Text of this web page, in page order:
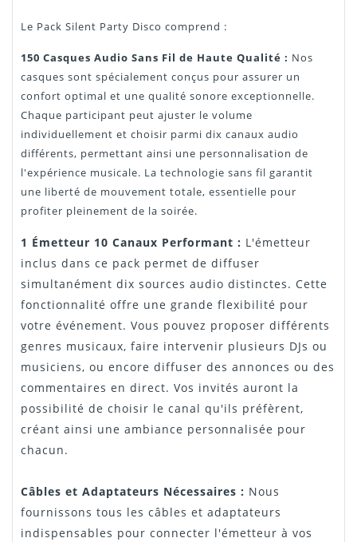
Le Pack Silent Party Disco comprend :
150 Casques Audio Sans Fil de Haute Qualité : Nos
casques sont spécialement conçus pour assurer un
confort optimal et une qualité sonore exceptionnelle.
Chaque participant peut ajuster le volume
individuellement et choisir parmi dix canaux audio
différents, permettant ainsi une personnalisation de
l'expérience musicale. La technologie sans fil garantit
une liberté de mouvement totale, essentielle pour
profiter pleinement de la soirée.
1 Émetteur 10 Canaux Performant : L'émetteur
inclus dans ce pack permet de diffuser
simultanément dix sources audio distinctes. Cette
fonctionnalité offre une grande flexibilité pour
votre événement. Vous pouvez proposer différents
genres musicaux, faire intervenir plusieurs DJs ou
musiciens, ou encore diffuser des annonces ou des
commentaires en direct. Vos invités auront la
possibilité de choisir le canal qu'ils préfèrent,
créant ainsi une ambiance personnalisée pour
chacun.
Câbles et Adaptateurs Nécessaires : Nous
fournissons tous les câbles et adaptateurs
indispensables pour connecter l'émetteur à vos